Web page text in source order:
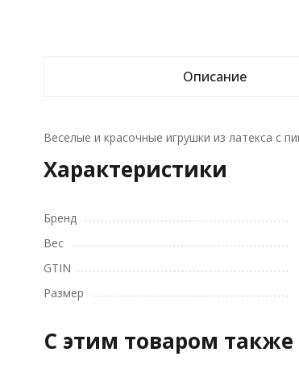
Описание
Веселые и красочные игрушки из латекса с
Характеристики
Бренд
Вес
GTIN
Размер
C этим товаром